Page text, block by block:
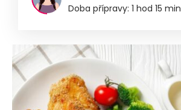
Doba přípravy: 1 hod 15 min